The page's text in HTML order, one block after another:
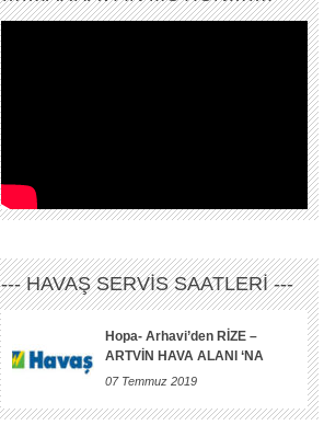
--- HAVAŞ SERVİS SAATLERİ ---
Hopa- Arhavi’den RİZE –
ARTVİN HAVA ALANI ‘NA
07 Temmuz 2019